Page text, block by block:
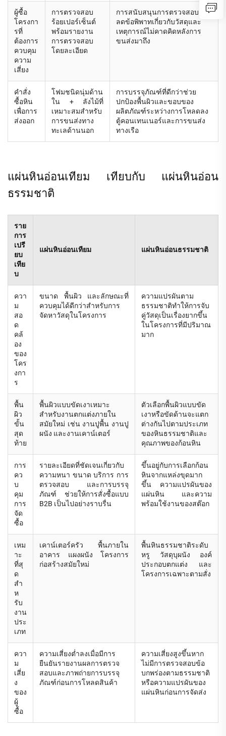
ผู้ซื้อ
โครงกา
รที่
ต้องการ
ควบคุม
ความ
เสี่ยง
การตรวจสอบ
ร้อยเปอร์เซ็นต์
พร้อมรายงาน
การตรวจสอบ
โดยละเอียด
การสนับสนุนการตรวจสอบช่วย
ลดข้อพิพาทเกี่ยวกับวัสดุและ
เหตุการณ์ไม่คาดคิดหลังการ
ขนส่งมาถึง
คำสั่ง
ซื้อหิน
เพื่อการ
ส่งออก
โฟมชนิดนุ่มด้าน
ใน + ลังไม้ที่
เหมาะสมสำหรับ
การขนส่งทาง
ทะเลด้านนอก
การบรรจุภัณฑ์ที่ดีกว่าช่วย
ปกป้องพื้นผิวและขอบของ
ผลิตภัณฑ์ระหว่างการโหลดลง
ตู้คอนเทนเนอร์และการขนส่ง
ทางเรือ
แผ่นหินอ่อนเทียม เทียบกับ แผ่นหินอ่อน
ธรรมชาติ
ราย
การ
เปรี
ยบ
เทีย
บ
แผ่นหินอ่อนเทียม แผ่นหินอ่อนธรรมชาติ
ควา
ม
สอ
ด
คล้
อง
ของ
โคร
งกา
ร
ขนาด พื้นผิว และลักษณะที่
ควบคุมได้ดีกว่าสำหรับการ
จัดหาวัสดุในโครงการ
ความแปรผันตาม
ธรรมชาติทำให้การจับ
คู่วัสดุเป็นเรื่องยากขึ้น
ในโครงการที่มีปริมาณ
มาก
พื้น
ผิว
ขั้น
สุด
ท้าย
พื้นผิวแบบขัดเงาเหมาะ
สำหรับงานตกแต่งภายใน
สมัยใหม่ เช่น งานปูพื้น งานปู
ผนัง และงานเคาน์เตอร์
ตัวเลือกพื้นผิวแบบขัด
เงาหรือขัดด้านจะแตก
ต่างกันไปตามประเภท
ของหินธรรมชาติและ
คุณภาพของก้อนหิน
การ
คว
บ
คุม
การ
จัด
ซื้อ
รายละเอียดที่ชัดเจนเกี่ยวกับ
ความหนา ขนาด บริการ การ
ตรวจสอบ และการบรรจุ
ภัณฑ์ ช่วยให้การสั่งซื้อแบบ
B2B เป็นไปอย่างราบรื่น
ขึ้นอยู่กับการเลือกก้อน
หินจากแหล่งขุดมาก
ขึ้น ความแปรผันของ
แผ่นหิน และความ
พร้อมใช้งานของสต๊อก
เหม
าะ
ที่สุ
ด
สำ
ห
รับ
งาน
ประ
เภท
เคาน์เตอร์ครัว พื้นภายใน
อาคาร แผงผนัง โครงการ
ก่อสร้างสมัยใหม่
พื้นหินธรรมชาติระดับ
หรู วัสดุบุผนัง องค์
ประกอบตกแต่ง และ
โครงการเฉพาะตามสั่ง
ควา
ม
เสี่ย
ง
ของ
ผู้
ซื้อ
ความเสี่ยงต่ำลงเมื่อมีการ
ยืนยันรายงานผลการตรวจ
สอบและภาพถ่ายการบรรจุ
ภัณฑ์ก่อนการโหลดสินค้า
ความเสี่ยงสูงขึ้นหาก
ไม่มีการตรวจสอบข้อ
บกพร่องตามธรรมชาติ
หรือความแปรผันของ
แผ่นหินก่อนการจัดส่ง